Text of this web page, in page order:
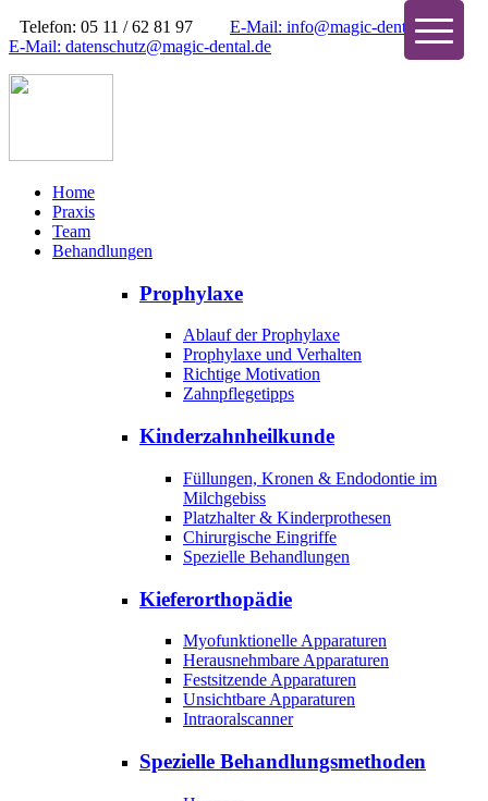
Telefon: 05 11 / 62 81 97
E-Mail: info@magic-dental.de
E-Mail: datenschutz@magic-dental.de
Home
Praxis
Team
Behandlungen
Prophylaxe
Ablauf der Prophylaxe
Prophylaxe und Verhalten
Richtige Motivation
Zahnpflegetipps
Kinderzahnheilkunde
Füllungen, Kronen & Endodontie im
Milchgebiss
Platzhalter & Kinderprothesen
Chirurgische Eingriffe
Spezielle Behandlungen
Kieferorthopädie
Myofunktionelle Apparaturen
Herausnehmbare Apparaturen
Festsitzende Apparaturen
Unsichtbare Apparaturen
Intraoralscanner
Spezielle Behandlungsmethoden